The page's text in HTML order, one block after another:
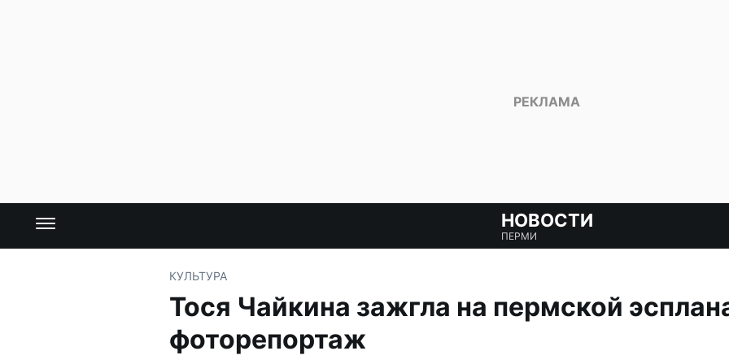
НОВОСТИ
ПЕРМИ
КУЛЬТУРА
Тося Чайкина зажгла на пермской
фоторепортаж